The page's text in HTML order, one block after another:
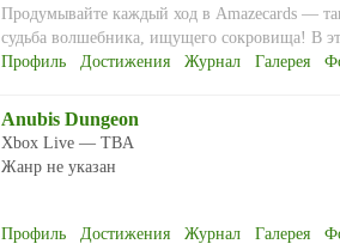
Продумывайте каждый ход в Amazecards —
судьба волшебника, ищущего сокровища! В
Профиль
Достижения Журнал Галерея
Anubis Dungeon
Xbox Live — TBA
Жанр не указан
Профиль Достижения Журнал Галерея